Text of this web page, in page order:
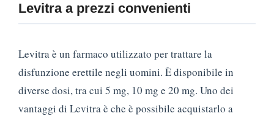
Levitra a prezzi convenienti
Levitra è un farmaco utilizzato per trattare la
disfunzione erettile negli uomini. È disponibile in
diverse dosi, tra cui 5 mg, 10 mg e 20 mg. Uno dei
vantaggi di Levitra è che è possibile acquistarlo a